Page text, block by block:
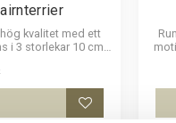
kvalitet med ett
i 3 storlekar 10 cm ,
Lägg till i